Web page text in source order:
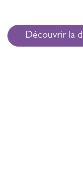
Découvrir la